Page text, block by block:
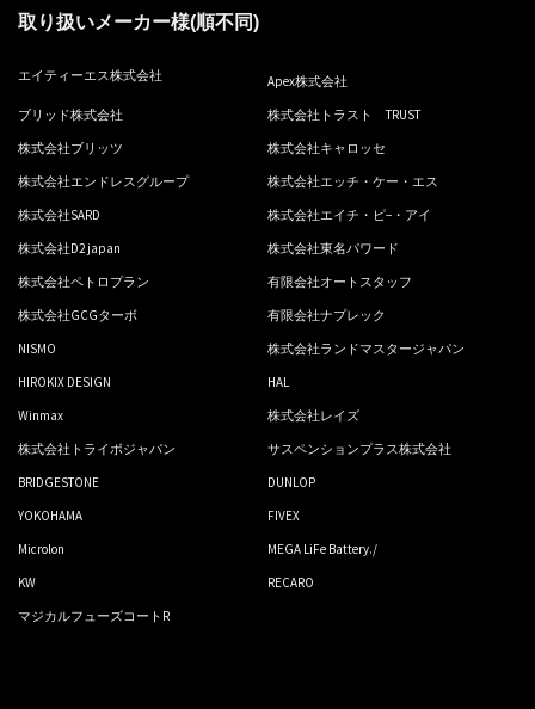
取り扱いメーカー様(順不同)
エイティーエス株式会社
Apex株式会社
ブリッド株式会社
株式会社トラスト TRUST
株式会社ブリッツ
株式会社キャロッセ
株式会社エンドレスグループ
株式会社エッチ・ケー・エス
株式会社SARD
株式会社エイチ・ピ−・アイ
株式会社D2 japan
株式会社東名パワード
株式会社ペトロプラン
有限会社オートスタッフ
株式会社GCGターボ
有限会社ナプレック
NISMO
株式会社ランドマスタージャパン
HIROKIX DESIGN
HAL
Winmax
株式会社レイズ
株式会社トライボジャパン
サスペンションプラス株式会社
BRIDGESTONE
DUNLOP
YOKOHAMA
FIVEX
Microlon
MEGA LiFe Battery./
KW
RECARO
マジカルフューズコートR